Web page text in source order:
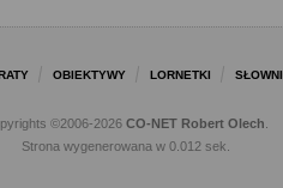
OBIEKTYWY LORNETKI
©2006-2026 CO-NET Robert Olech
Strona wygenerowana w 0.012 sek.